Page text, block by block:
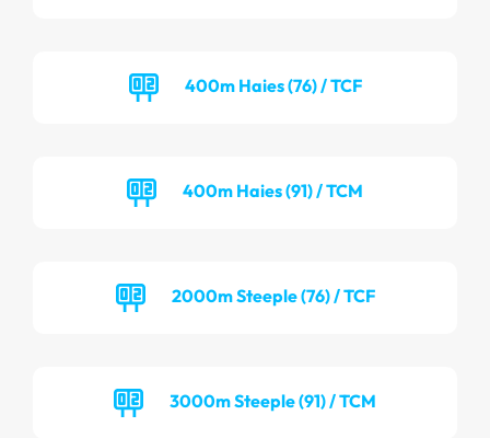
400m Haies (76) / TCF
400m Haies (91) / TCM
2000m Steeple (76) / TCF
3000m Steeple (91) / TCM